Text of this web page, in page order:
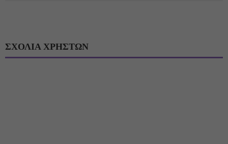
ΣΧΟΛΙΑ ΧΡΗΣΤΩΝ